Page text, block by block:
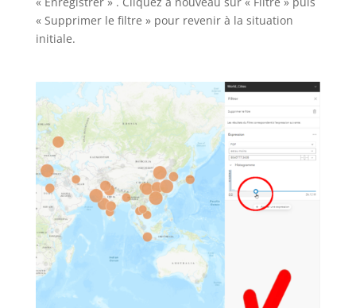
« Supprimer le filtre » pour revenir à la situation
initiale.